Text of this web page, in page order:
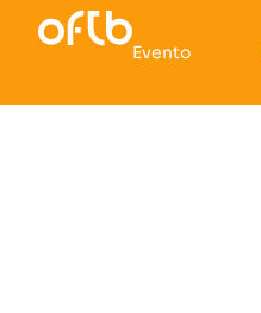
Evento